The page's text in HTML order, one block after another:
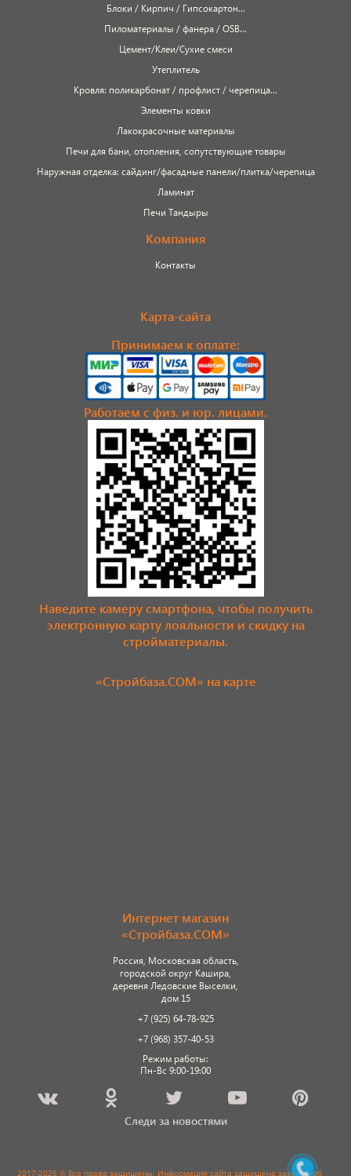
Блоки / Кирпич / Гипсокартон...
Пиломатериалы / фанера / OSB...
Цемент/Клеи/Сухие смеси
Утеплитель
Кровля: поликарбонат / профлист / черепица...
Элементы ковки
Лакокрасочные материалы
Печи для бани, отопления, сопутствующие товары
Наружная отделка: сайдинг/фасадные панели/плитка/черепица
Ламинат
Печи Тандыры
Компания
Контакты
Карта-сайта
Принимаем к оплате:
Работаем с физ. и юр. лицами.
Наведите камеру смартфона, чтобы получить
электронную карту лояльности и скидку на
стройматериалы.
«Стройбаза.COM» на карте
Интернет магазин
«Стройбаза.COM»
Россия, Московская область,
городской округ Кашира,
деревня Ледовские Выселки,
дом 15
+7 (925) 64-78-925
+7 (968) 357-40-53
Режим работы:
Пн-Вс 9:00-19:00
Следи за новостями
2017-2026 © Все права защищены. Информация сайта защищена законом об